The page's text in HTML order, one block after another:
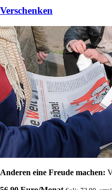
Verschenken
Anderen eine Freude machen: